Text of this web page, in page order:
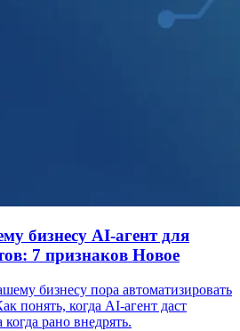
бизнесу AI-агент для
7 признаков Новое
бизнесу пора автоматизировать
понять, когда AI-агент даст
рано внедрять.